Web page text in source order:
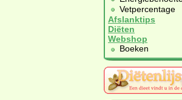
Vetpercentage
Afslanktips
Diëten
Webshop
Boeken